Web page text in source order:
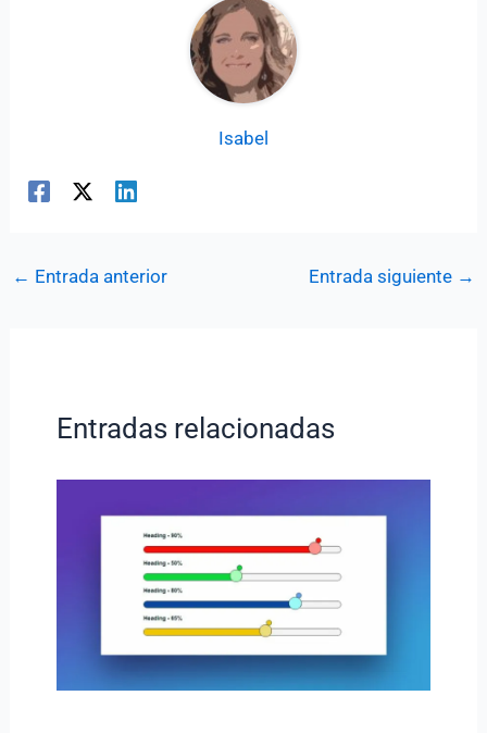
Isabel
← Entrada anterior Entrada siguiente →
Entradas relacionadas